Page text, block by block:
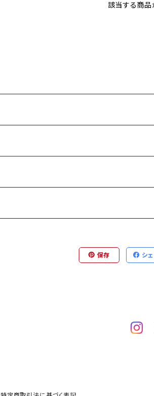
該当する商品
保存 シ